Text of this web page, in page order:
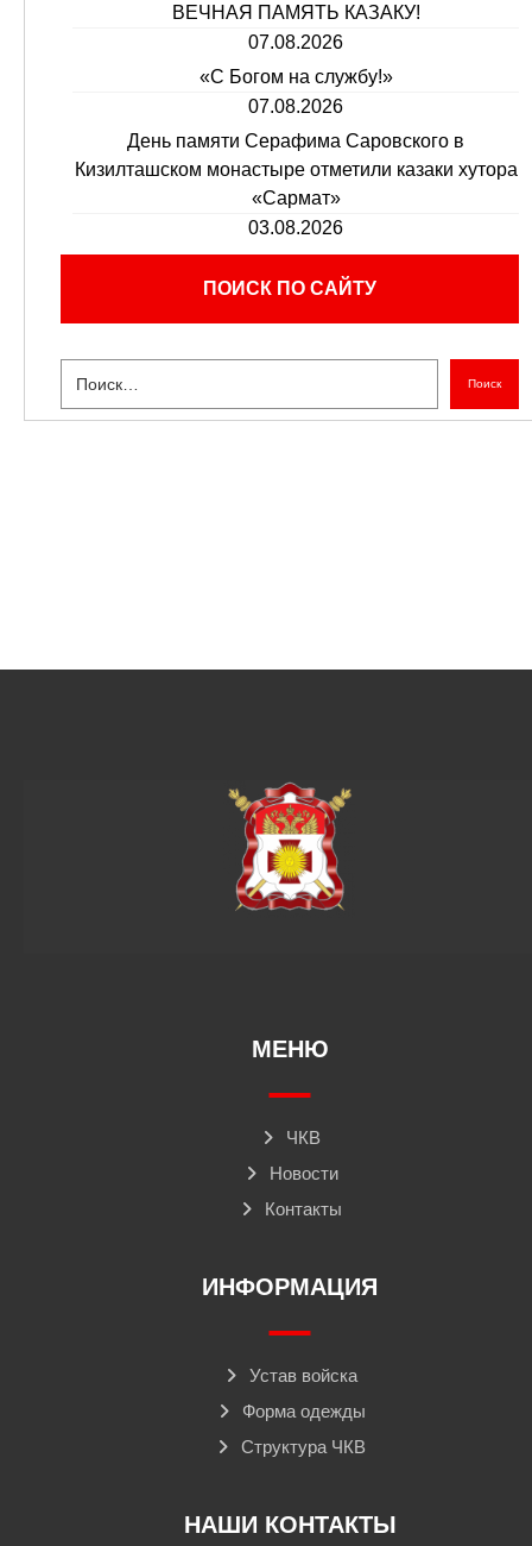
ВЕЧНАЯ ПАМЯТЬ КАЗАКУ!
07.08.2026
«С Богом на службу!»
07.08.2026
День памяти Серафима Саровского в
Кизилташском монастыре отметили казаки хутора
«Сармат»
03.08.2026
ПОИСК ПО САЙТУ
Поиск
МЕНЮ
ЧКВ
Новости
Контакты
ИНФОРМАЦИЯ
Устав войска
Форма одежды
Структура ЧКВ
НАШИ КОНТАКТЫ